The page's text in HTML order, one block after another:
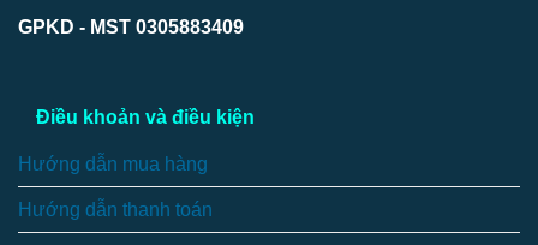
GPKD - MST 0305883409
Điều khoản và điều kiện
Hướng dẫn mua hàng
Hướng dẫn thanh toán